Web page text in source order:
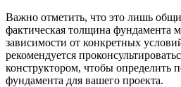
Важно отметить, что это лишь
фактическая толщина фундамента
зависимости от конкретных
рекомендуется
конструктором, чтобы определить
фундамента для вашего проекта.